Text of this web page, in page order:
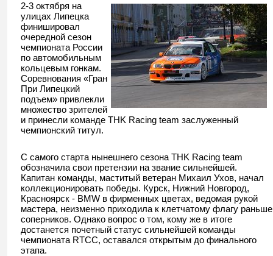
2-3 октября на
улицах Липецка
финишировал
очередной сезон
чемпионата России
по автомобильным
кольцевым гонкам.
Соревнования «Гран
При Липецкий
подъем» привлекли
множество зрителей
и принесли команде THK Racing team заслуженный
чемпионский титул.
С самого старта нынешнего сезона THK Racing team
обозначила свои претензии на звание сильнейшей.
Капитан команды, маститый ветеран Михаил Ухов, начал
коллекционировать победы. Курск, Нижний Новгород,
Красноярск - BMW в фирменных цветах, ведомая рукой
мастера, неизменно приходила к клетчатому флагу раньше
соперников. Однако вопрос о том, кому же в итоге
достанется почетный статус сильнейшей команды
чемпионата RTCC, оставался открытым до финального
этапа.